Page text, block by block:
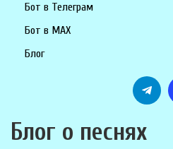
Бот в Телеграм
Бот в MAX
Блог
Блог о песнях